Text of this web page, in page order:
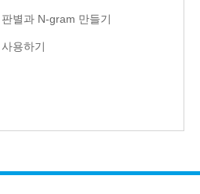
별과 N-gram 만들기
용하기